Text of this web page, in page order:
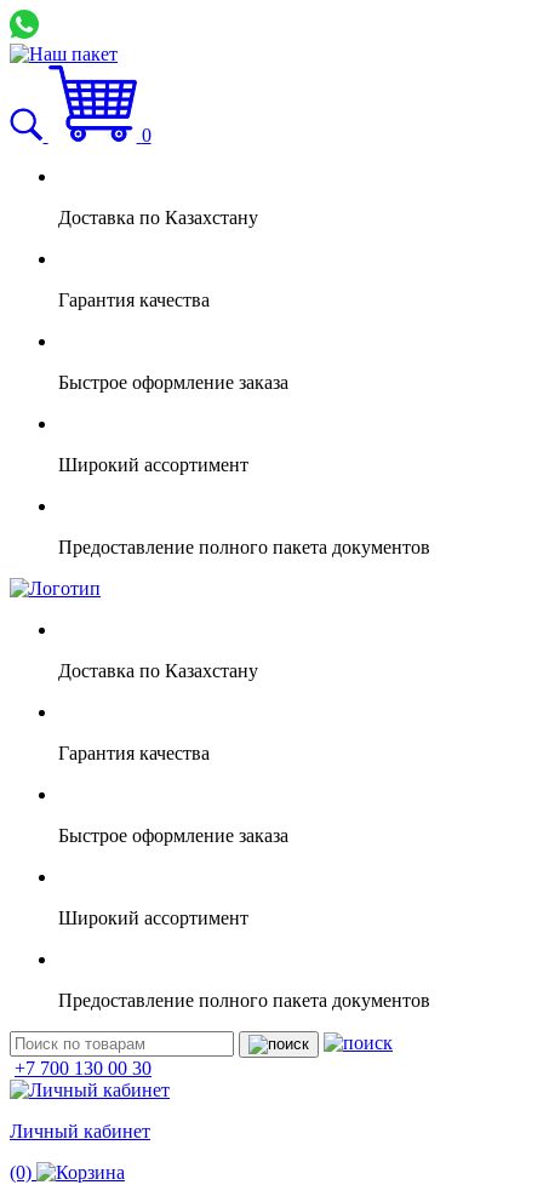
0
Доставка по Казахстану
Гарантия качества
Быстрое оформление заказа
Широкий ассортимент
Предоставление полного пакета документов
Доставка по Казахстану
Гарантия качества
Быстрое оформление заказа
Широкий ассортимент
Предоставление полного пакета документов
+7 700 130 00 30
Личный кабинет
(0)